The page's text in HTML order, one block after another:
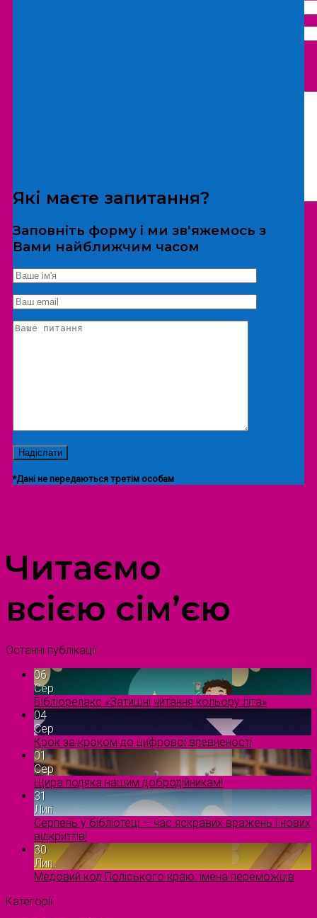
*Дані не передаються третім особам
Екскурсія/локація
Які маєте запитання?
Заповніть форму і ми зв'яжемось з
Вами найближчим часом
*Дані не передаються третім особам
Читаємо
всією сім’єю
Останні публікації
06
Сер
Бібліорелакс «Затишні читання кольору літа»
04
Сер
Крок за кроком до цифрової впевненості
01
Сер
Щира подяка нашим добродійникам!
31
Лип
Серпень у бібліотеці — час яскравих вражень і нових
відкриттів!
30
Лип
Медовий код Поліського краю: імена переможців
Категорії